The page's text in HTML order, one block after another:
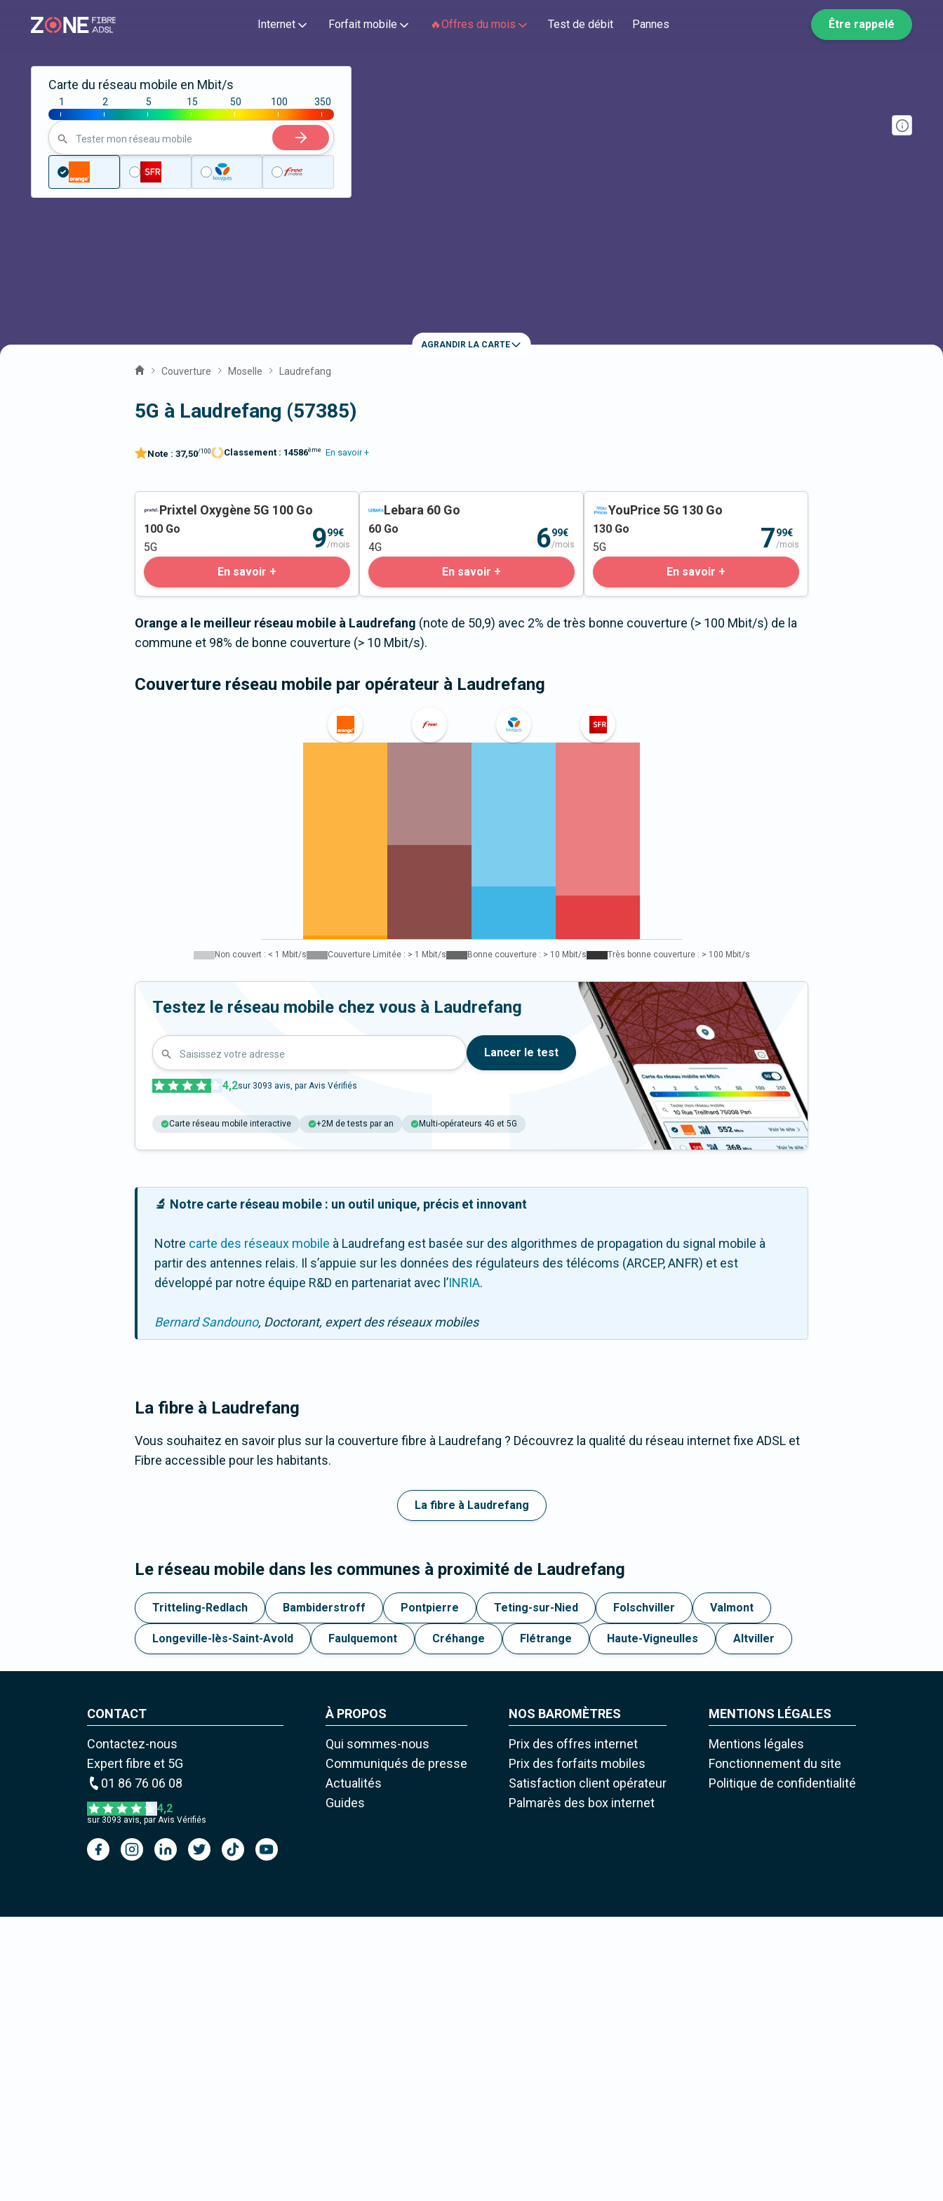
Internet Forfait mobile 🔥Offres du mois Test de débit Pannes Être rappelé
Carte du réseau mobile en Mbit/s
|
1
|
2
|
5
|
15
|
50
|
100
|
350
Tester mon réseau mobile
AGRANDIR LA CARTE
Couverture Moselle Laudrefang
5G à Laudrefang (57385)
Note : 37,50/100 Classement : 14586ème En savoir +
Prixtel Oxygène 5G 100 Go
100 Go
5G
999€
/mois
En savoir +
Lebara 60 Go
60 Go
4G
699€
/mois
En savoir +
YouPrice 5G 130 Go
130 Go
5G
799€
/mois
En savoir +
Orange a le meilleur réseau mobile à Laudrefang (note de 50,9) avec 2% de très bonne couverture (> 100 Mbit/s) de la
commune et 98% de bonne couverture (> 10 Mbit/s).
Couverture réseau mobile par opérateur à Laudrefang
Non couvert : < 1 Mbit/s Couverture Limitée : > 1 Mbit/s Bonne couverture : > 10 Mbit/s Très bonne couverture : > 100 Mbit/s
Testez le réseau mobile chez vous à Laudrefang
Saisissez votre adresse Lancer le test
4,2sur 3093 avis, par Avis Vérifiés
Carte réseau mobile interactive +2M de tests par an Multi-opérateurs 4G et 5G
🔬 Notre carte réseau mobile : un outil unique, précis et innovant
Notre carte des réseaux mobile à Laudrefang est basée sur des algorithmes de propagation du signal mobile à
partir des antennes relais. Il s’appuie sur les données des régulateurs des télécoms (ARCEP, ANFR) et est
développé par notre équipe R&D en partenariat avec l ’INRIA.
Bernard Sandouno, Doctorant, expert des réseaux mobiles
La fibre à Laudrefang
Vous souhaitez en savoir plus sur la couverture fibre à Laudrefang ? Découvrez la qualité du réseau internet fixe ADSL et
Fibre accessible pour les habitants.
La fibre à Laudrefang
Le réseau mobile dans les communes à proximité de Laudrefang
Tritteling-Redlach Bambiderstroff Pontpierre Teting-sur-Nied Folschviller Valmont
Longeville-lès-Saint-Avold Faulquemont Créhange Flétrange Haute-Vigneulles Altviller
CONTACT
Contactez-nous
Expert fibre et 5G
01 86 76 06 08
4,2
sur 3093 avis, par Avis Vérifiés
À PROPOS
Qui sommes-nous
Communiqués de presse
Actualités
Guides
NOS BAROMÈTRES
Prix des offres internet
Prix des forfaits mobiles
Satisfaction client opérateur
Palmarès des box internet
MENTIONS LÉGALES
Mentions légales
Fonctionnement du site
Politique de confidentialité